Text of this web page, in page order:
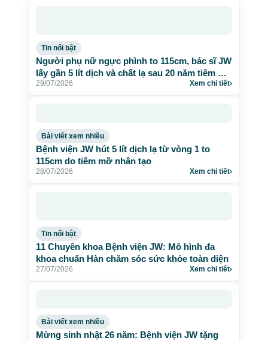
Tin nổi bật
Người phụ nữ ngực phình to 115cm, bác sĩ JW
lấy gần 5 lít dịch và chất lạ sau 20 năm tiêm mỡ
nhân tạo
29/07/2026 Xem chi tiết›
Bài viết xem nhiều
Bệnh viện JW hút 5 lít dịch lạ từ vòng 1 to
115cm do tiêm mỡ nhân tạo
28/07/2026 Xem chi tiết›
Tin nổi bật
11 Chuyên khoa Bệnh viện JW: Mô hình đa
khoa chuẩn Hàn chăm sóc sức khỏe toàn diện
27/07/2026 Xem chi tiết›
Bài viết xem nhiều
Mừng sinh nhật 26 năm: Bệnh viện JW tặng